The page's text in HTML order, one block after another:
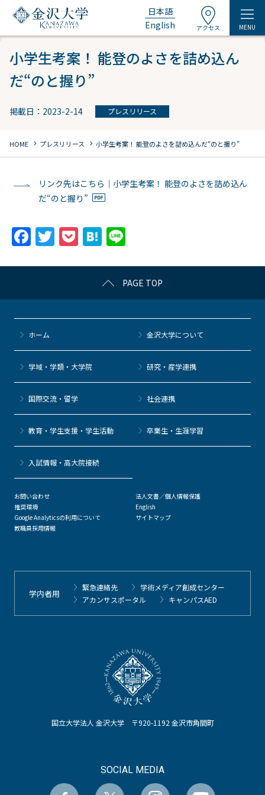
日本語
English
アクセス MENU
小学生考案！ 能登のよさを詰め込ん
だ“のと握り”
掲載日：2023-2-14 プレスリリース
HOME chevron_right プレスリリース chevron_right 小学生考案！ 能登のよさを詰め込んだ“のと握り”
リンク先はこちら｜小学生考案！ 能登のよさを詰め込ん
だ“のと握り”
F
c
e
b
o
o
k
T
itt
er
P
c
k
et
H
e
n
a
e
PAGE TOP
国立大学法人 金沢大学 〒920-1192 金沢市角間町
SOCIAL MEDIA
ホーム 金沢大学について
学域・学類・大学院 研究・産学連携
国際交流・留学 社会連携
教育・学生支援・学生活動 卒業生・生涯学習
⼊試情報・高大院接続
お問い合わせ
推奨環境
Google Analyticsの利用について
教職員採用情報
法人文書／個人情報保護
English
サイトマップ
学内者用
緊急連絡先
学術メディア創成センター
アカンサスポータル
キャンパスAED